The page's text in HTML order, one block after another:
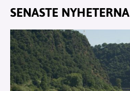
SENASTE NYHETERNA